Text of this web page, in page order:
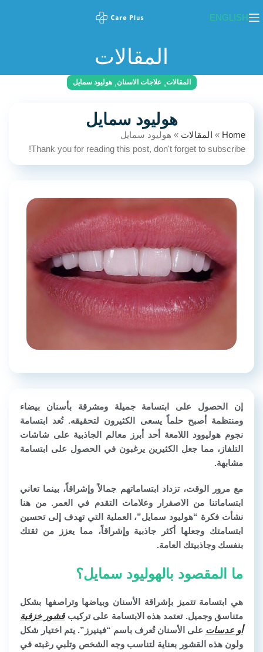
ENGLISH
المقالات
المقالات,علاجات الاسنان,هوليود سمايل
هوليود سمايل
Home
» المقالات » هوليود سمايل
Thank you for reading this post, don't forget to subscribe!
إن الحصول على ابتسامة جميلة ومشرقة بأسنان بيضاء
ومنتظمة أصبح حلماً يسعى الكثيرون لتحقيقه. تُعد ابتسامة
نجوم هوليوود اللامعة أحد أبرز معالم الجاذبية على شاشات
التلفاز، مما جعل الكثيرين يرغبون في الحصول على ابتسامة
مشابهة.
مع مرور الوقت، تزداد ابتساماتهم جمالاً وإشراقاً، بينما تعاني
ابتساماتنا من الاصفرار وعلامات التقدم في العمر. من هنا
نشأت فكرة “هوليود سمايل”، العملية التي تهدف إلى تحسين
ابتسامتك وجعلها أكثر جاذبية وإشراقاً، مما يعزز من ثقتك
بنفسك وجاذبيتك العامة.
ما المقصود بالهوليود سمايل؟
هي ابتسامة تتميز بإشراقة الأسنان وبياضها وتراصفها بشكل
متناسق وجميل. تعتمد هذه الابتسامة على تركيبقشور خزفية
أو عدسات على الأسنان تُعرف باسم “فينيرز”. يتم اختيار شكل
ولون هذه القشور بعناية لتناسب وجه الشخص وتلبي رغبته في